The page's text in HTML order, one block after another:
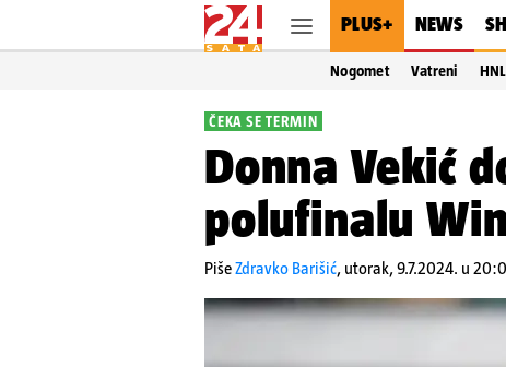
PLUS+ NEWS
Nogomet Vatreni HNL
ČEKA SE TERMIN
Donna Vekić
polufinalu
PišeZdravko Barišić, utorak, 9.7.2024. u